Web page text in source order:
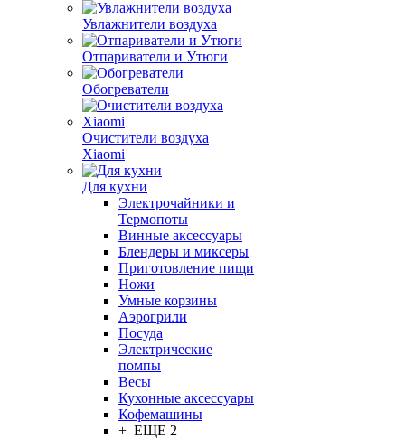
Увлажнители воздуха
Отпариватели и Утюги
Обогреватели
Очистители воздуха
Xiaomi
Для кухни
Электрочайники и
Термопоты
Винные аксессуары
Блендеры и миксеры
Приготовление пищи
Ножи
Умные корзины
Аэрогрили
Посуда
Электрические
помпы
Весы
Кухонные аксессуары
Кофемашины
+ ЕЩЕ 2